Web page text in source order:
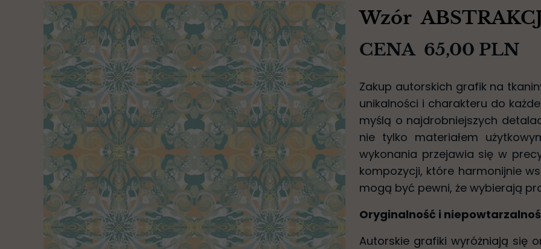
Zakup autorskich grafik na
unikalności i charakteru do
myślą o najdrobniejszych
nie tylko materiałem
wykonania przejawia się w
kompozycji, które harmonijnie
mogą być pewni, że wybierają
Oryginalność i
Autorskie grafiki wyróżniają się
CENA 65,00 PLN
Wzór